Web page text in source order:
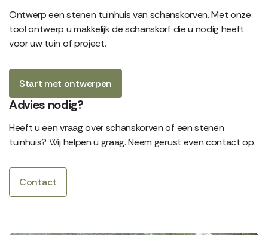
Ontwerp een stenen tuinhuis van schanskorven. Met onze
tool ontwerp u makkelijk de schanskorf die u nodig heeft
voor uw tuin of project.
Start met ontwerpen
Advies nodig?
Heeft u een vraag over schanskorven of een stenen
tuinhuis? Wij helpen u graag. Neem gerust even contact op.
Contact